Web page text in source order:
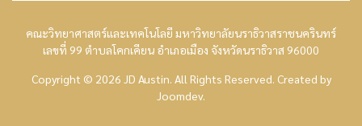
คณะวิทยาศาสตร์และเทคโนโลยี มหาวิทยาลัยนราธิวาสราชนครินทร์
เลขที่ 99 ตำบลโคกเคียน อำเภอเมือง จังหวัดนราธิวาส 96000
Copyright © 2026 JD Austin. All Rights Reserved. Created by
Joomdev.